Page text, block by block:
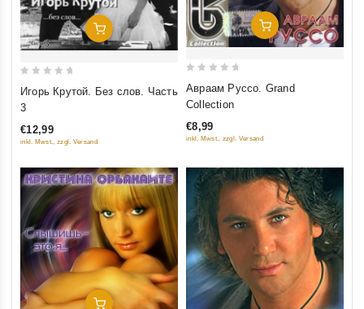
Добавить В Корзину
5
Игорь Крутой. Без слов. Часть
3
€12,99
inkl. Mwst., zzgl. Versand
Добавить В Корзину
out
5
Авраам Руссо. Grand
Collection
€8,99
inkl. Mwst., zzgl. Versand
Добавить В Корзину